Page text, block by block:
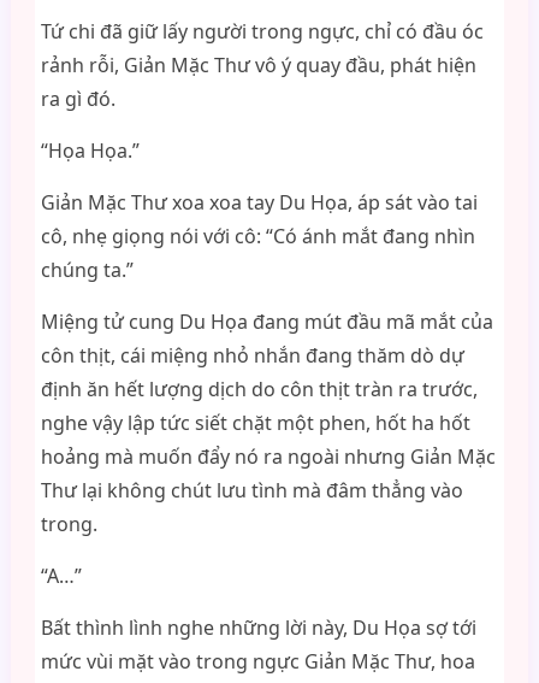
Tứ chi đã giữ lấy người trong ngực, chỉ có đầu óc
rảnh rỗi, Giản Mặc Thư vô ý quay đầu, phát hiện
ra gì đó.
“Họa Họa.”
Giản Mặc Thư xoa xoa tay Du Họa, áp sát vào tai
cô, nhẹ giọng nói với cô: “Có ánh mắt đang nhìn
chúng ta.”
Miệng tử cung Du Họa đang mút đầu mã mắt của
côn thịt, cái miệng nhỏ nhắn đang thăm dò dự
định ăn hết lượng dịch do côn thịt tràn ra trước,
nghe vậy lập tức siết chặt một phen, hốt ha hốt
hoảng mà muốn đẩy nó ra ngoài nhưng Giản Mặc
Thư lại không chút lưu tình mà đâm thẳng vào
trong.
“A…”
Bất thình lình nghe những lời này, Du Họa sợ tới
mức vùi mặt vào trong ngực Giản Mặc Thư, hoa